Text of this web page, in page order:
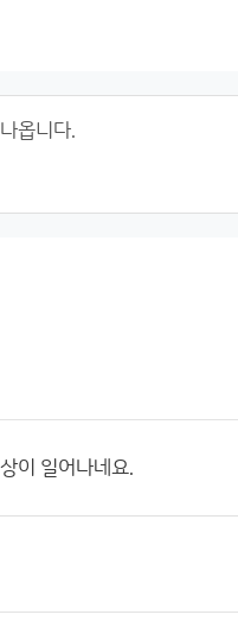
이 일어나네요.